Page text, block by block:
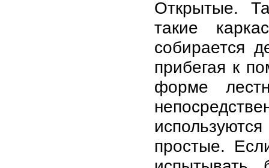
Открытые.
такие
собирается
прибегая к
форме
простые.